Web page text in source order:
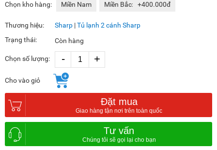
Chọn kho hàng: Miền Nam Miền Bắc: +400.000đ
Thương hiệu: Sharp |Tủ lạnh 2 cánh Sharp
Trạng thái:
Còn hàng
Chọn số lượng: - +
Cho vào giỏ
Đặt mua
Tư vấn